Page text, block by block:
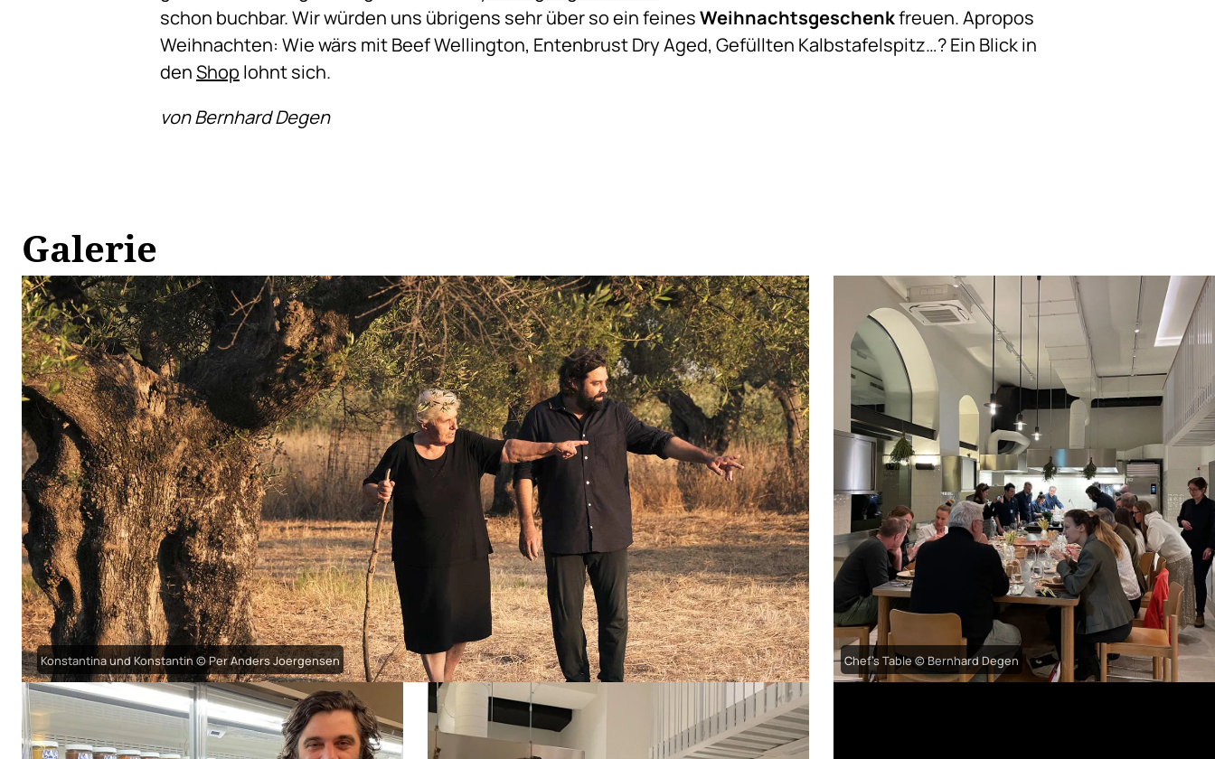
schon buchbar. Wir würden uns übrigens sehr über so ein feinesWeihnachtsgeschenkfreuen. Apropos
Weihnachten: Wie wärs mit Beef Wellington, Entenbrust Dry Aged, Gefüllten Kalbstafelspitz…? Ein Blick in
denShop lohnt sich.
von Bernhard Degen
Galerie
Konstantina und Konstantin © Per Anders Joergensen Chef's Table © Bernhard Degen